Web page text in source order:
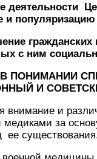
деятельности
и
с ним
ПОНИМАНИИ
И
внимание и
за
ее